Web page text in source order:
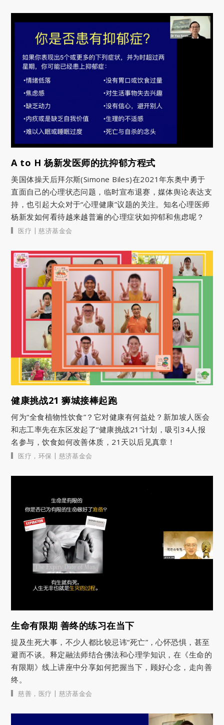
A to H 杨新发医师的抗抑郁方程式
美国体操天后拜尔斯(Simone Biles)在2021年东奥中勇于
直面自己的心理状态问题，临时宣布退赛，媒体舆论表达支
持，也引起大众对于“心理健康”议题的关注。知名心理医师
杨新发如何看待越来越普遍的心理症状如抑郁和焦虑呢？
医疗 | 慈济基金会
健康挑战21 狮城接棒起跑
何为“全食植物性饮食”？它对健康有何益处？新加坡人医会
和志工率先在东区发起了“健康挑战21”计划，吸引34人报
名参与，饮食如何改善体质，21天以后见真章！
医疗 ， 环保 | 慈济基金会
生命有限期 善终的练习在当下
提及生死大事，不少人都比较忌讳“死亡”，心怀恐惧，甚至
避而不谈。释定融法师结合佛法和心理学知识，在《生命的
有限期》线上讲座中分享如何把握当下，顾好心念，走向善
终。
慈善 ， 医疗 | 慈济基金会